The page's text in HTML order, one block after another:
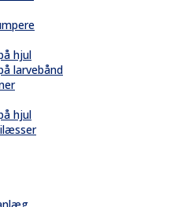
hjul
larvebånd
hjul